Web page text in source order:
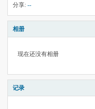
分享: --
相册
现在还没有相册
记录